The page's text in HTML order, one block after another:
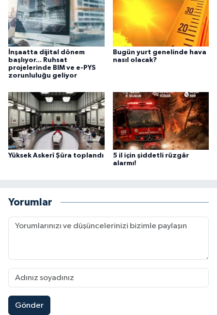
İnşaatta dijital dönem
başlıyor... Ruhsat
projelerinde BIM ve e-PYS
zorunluluğu geliyor
Bugün yurt genelinde hava
nasıl olacak?
Yüksek Askerî Şûra toplandı
5 il için şiddetli rüzgâr
alarmı!
Yorumlar
Gönder